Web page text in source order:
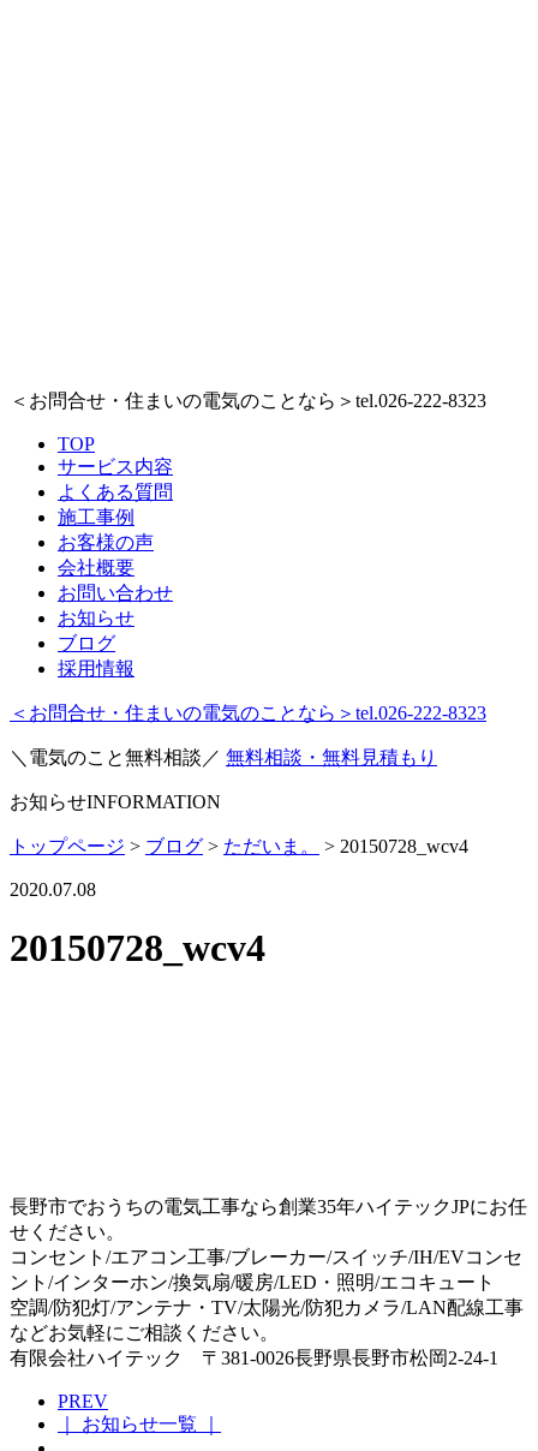
＜お問合せ・住まいの電気のことなら＞ tel.026-222-8323
TOP
サービス内容
よくある質問
施工事例
お客様の声
会社概要
お問い合わせ
お知らせ
ブログ
採用情報
＜お問合せ・住まいの電気のことなら＞ tel.026-222-8323
＼電気のこと無料相談／ 無料相談・無料見積もり
お知らせINFORMATION
トップページ > ブログ > ただいま。 > 20150728_wcv4
2020.07.08
20150728_wcv4
長野市でおうちの電気工事なら創業35年ハイテックJPにお任
せください。
コンセント/エアコン工事/ブレーカー/スイッチ/IH/EVコンセ
ント/インターホン/換気扇/暖房/LED・照明/エコキュート
空調/防犯灯/アンテナ・TV/太陽光/防犯カメラ/LAN配線工事
などお気軽にご相談ください。
有限会社ハイテック 〒381-0026長野県長野市松岡2-24-1
PREV
｜ お知らせ一覧 ｜